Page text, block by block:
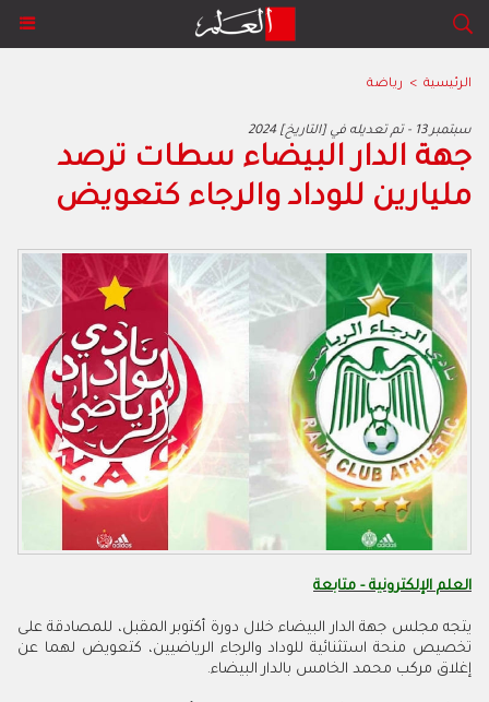
الرئيسية > رياضة
2024 سبتمبر 13 - تم تعديله في [التاريخ]
جهة الدار البيضاء سطات ترصد
مليارين للوداد والرجاء كتعويض
العلم الإلكترونية - متابعة
يتجه مجلس جهة الدار البيضاء خلال دورة أكتوبر المقبل، للمصادقة على
تخصيص منحة استثنائية للوداد والرجاء الرياضيين، كتعويض لهما عن
إغلاق مركب محمد الخامس بالدار البيضاء.